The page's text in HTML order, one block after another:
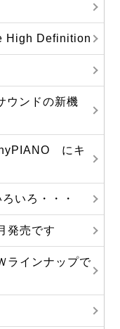
High Definition
ウンドの新機
にキ
いろ・・・
発売です
ラインナップで